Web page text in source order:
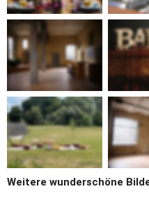
Weitere wunderschöne